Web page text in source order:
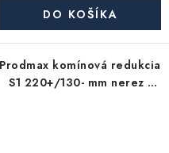
DO KOŠÍKA
Prodmax komínová redukcia
S1 220+/130- mm nerez -